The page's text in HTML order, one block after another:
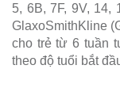
5, 6B, 7F, 9V, 14,
GlaxoSmithKline
cho trẻ từ 6 tuần
theo độ tuổi bắt